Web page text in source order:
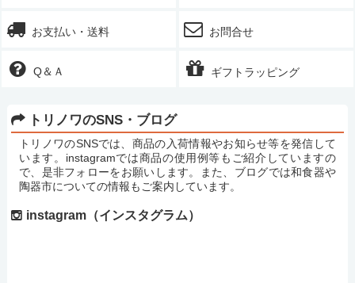
お支払い・送料 お問合せ
Q＆Ａ ギフトラッピング
トリノワのSNS・ブログ
トリノワのSNSでは、商品の入荷情報やお知らせ等を発信して
います。instagramでは商品の使用例等もご紹介していますの
で、是非フォローをお願いします。また、ブログでは和食器や
陶器市についての情報もご案内しています。
instagram（インスタグラム）